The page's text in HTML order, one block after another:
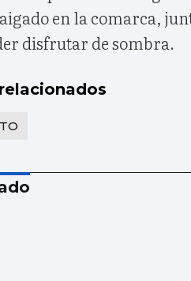
en la comarca,
disfrutar de sombra.